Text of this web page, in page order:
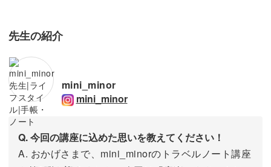
先生の紹介
mini_minor
mini_minor
Q. 今回の講座に込めた思いを教えてください！
A. おかげさまで、mini_minorのトラベルノート講座